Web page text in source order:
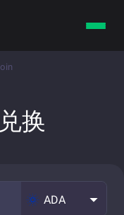
换
ADA